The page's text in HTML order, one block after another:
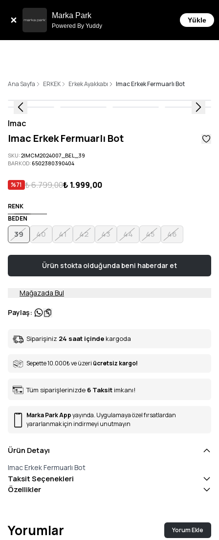
Marka Park
Powered By Yuddy
Yükle
Ana Sayfa ERKEK Erkek Ayakkabı Imac Erkek Fermuarlı Bot
Imac
Imac Erkek Fermuarlı Bot
SKU:2IMCM2024007_BEL_39
BARKOD:6502380390404
%71 ₺ 6.799,00₺ 1.999,00
RENK
BEDEN
39 40 41 42 43 44 45 46
Ürün stokta olduğunda beni haberdar et
Mağazada Bul
Paylaş:
Siparişiniz 24 saat içinde kargoda
Sepette 10.000₺ve üzeri ücretsiz kargo!
Tüm siparişlerinizde 6 Taksit imkanı!
Marka Park Appyayında. Uygulamaya özel fırsatlardan
yararlanmak için indirmeyi unutmayın
Ürün Detayı
Imac Erkek Fermuarlı Bot
Taksit Seçenekleri
Özellikler
Yorumlar Yorum Ekle